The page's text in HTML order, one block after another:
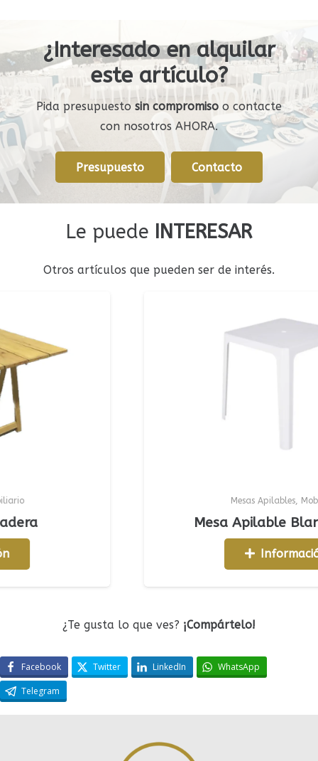
¿Interesado en alquilar
este artículo?
Pida presupuesto sin compromiso o contacte
con nosotros AHORA.
Presupuesto Contacto
Le puede INTERESAR
Otros artículos que pueden ser de interés.
Mesas Apilables,Mobiliario
Mesa Apilable Blanca 4
Información
¿Te gusta lo que ves? ¡Compártelo!
Facebook Twitter LinkedIn
WhatsApp
Telegram